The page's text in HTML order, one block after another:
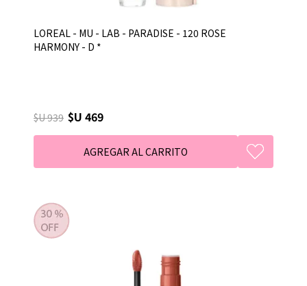
LOREAL - MU - LAB - PARADISE - 120 ROSE
HARMONY - D *
$U 939 $U 469